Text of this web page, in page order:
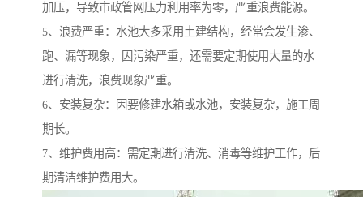
加压，导致市政管网压力利用率为零，严重浪费能源。
5、浪费严重：水池大多采用土建结构，经常会发生渗、
跑、漏等现象，因污染严重，还需要定期使用大量的水
进行清洗，浪费现象严重。
6、安装复杂：因要修建水箱或水池，安装复杂，施工周
期长。
7、维护费用高：需定期进行清洗、消毒等维护工作，后
期清洁维护费用大。